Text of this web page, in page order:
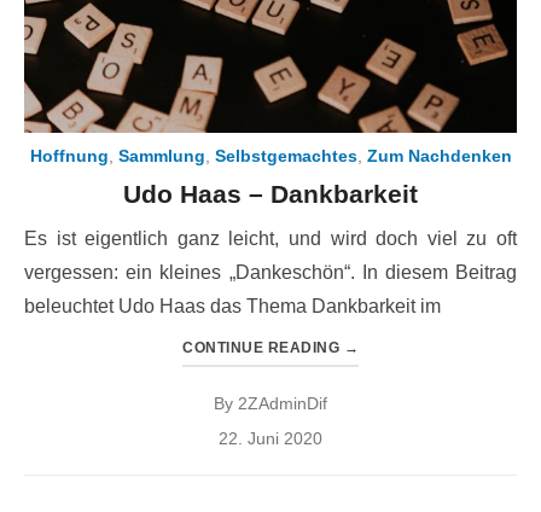
Hoffnung, Sammlung, Selbstgemachtes, Zum Nachdenken
Udo Haas – Dankbarkeit
Es ist eigentlich ganz leicht, und wird doch viel zu oft
vergessen: ein kleines „Dankeschön“. In diesem Beitrag
beleuchtet Udo Haas das Thema Dankbarkeit im
CONTINUE READING →
By 2ZAdminDif
Posted
22. Juni 2020